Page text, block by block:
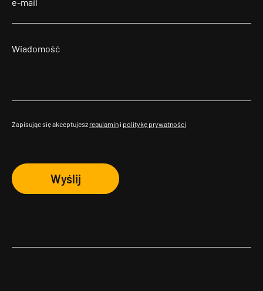
Zapisując się akceptujesz regulamin i politykę prywatności
Wyślij